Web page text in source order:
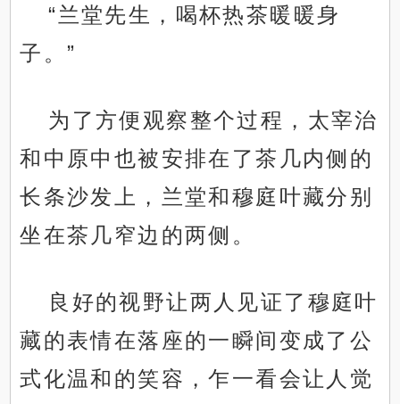
“兰堂先生，喝杯热茶暖暖身
子。”
为了方便观察整个过程，太宰治
和中原中也被安排在了茶几内侧的
长条沙发上，兰堂和穆庭叶藏分别
坐在茶几窄边的两侧。
良好的视野让两人见证了穆庭叶
藏的表情在落座的一瞬间变成了公
式化温和的笑容，乍一看会让人觉